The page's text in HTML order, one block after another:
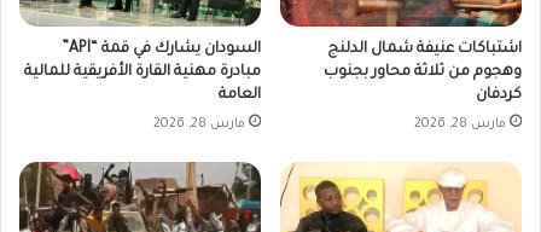
اشتباكات عنيفة شمال الدلنج
وهجوم من ثلاثة محاور بجنوب
كردفان
مارس 28, 2026
مبادرة مهنية القارة الأفريقية للمالية
العامة
مارس 28, 2026